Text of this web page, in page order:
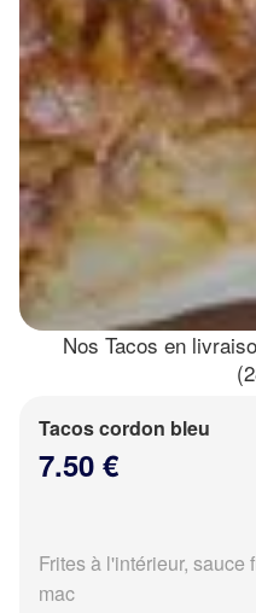
Nos Tacos en
Tacos cordon bleu
7.50 €
Frites à l'intérieur, sauce
mac